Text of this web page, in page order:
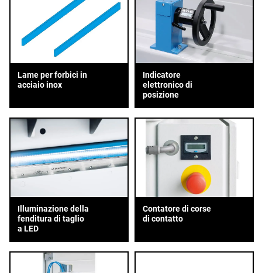
Lame per forbici in
acciaio inox
Indicatore
elettronico di
posizione
Illuminazione della
fenditura di taglio
a LED
Contatore di corse
di contatto